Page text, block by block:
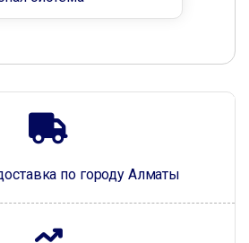
по городу Алматы